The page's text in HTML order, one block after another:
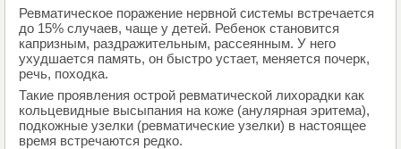
Ревматическое поражение нервной системы встречается
до 15% случаев, чаще у детей. Ребенок становится
капризным, раздражительным, рассеянным. У него
ухудшается память, он быстро устает, меняется почерк,
речь, походка.
Такие проявления острой ревматической лихорадки как
кольцевидные высыпания на коже (анулярная эритема),
подкожные узелки (ревматические узелки) в настоящее
время встречаются редко.